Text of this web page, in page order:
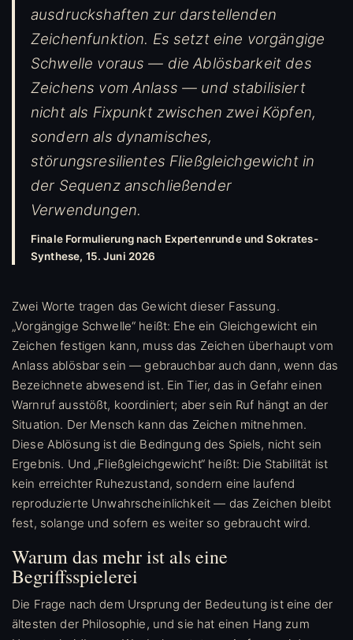
ausdruckshaften zur darstellenden
Zeichenfunktion. Es setzt eine vorgängige
Schwelle voraus — die Ablösbarkeit des
Zeichens vom Anlass — und stabilisiert
nicht als Fixpunkt zwischen zwei Köpfen,
sondern als dynamisches,
störungsresilientes Fließgleichgewicht in
der Sequenz anschließender
Verwendungen.
Finale Formulierung nach Expertenrunde und Sokrates-
Synthese, 15. Juni 2026
Zwei Worte tragen das Gewicht dieser Fassung.
„Vorgängige Schwelle“ heißt: Ehe ein Gleichgewicht ein
Zeichen festigen kann, muss das Zeichen überhaupt vom
Anlass ablösbar sein — gebrauchbar auch dann, wenn das
Bezeichnete abwesend ist. Ein Tier, das in Gefahr einen
Warnruf ausstößt, koordiniert; aber sein Ruf hängt an der
Situation. Der Mensch kann das Zeichen mitnehmen.
Diese Ablösung ist die Bedingung des Spiels, nicht sein
Ergebnis. Und „Fließgleichgewicht“ heißt: Die Stabilität ist
kein erreichter Ruhezustand, sondern eine laufend
reproduzierte Unwahrscheinlichkeit — das Zeichen bleibt
fest, solange und sofern es weiter so gebraucht wird.
Warum das mehr ist als eine
Begriffsspielerei
Die Frage nach dem Ursprung der Bedeutung ist eine der
ältesten der Philosophie, und sie hat einen Hang zum